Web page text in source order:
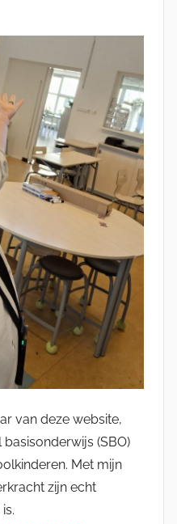
van deze website,
(SBO)
Met mijn
zijn echt